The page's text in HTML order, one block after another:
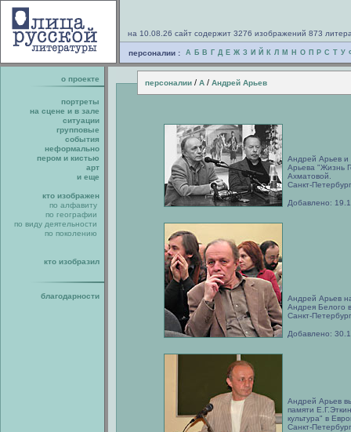
на 10.08.26 сайт содержит 3276 изображений 873
персоналии : А Б В Г Д Е Ж З И Й К Л М Н О П Р С Т У
о проекте персоналии / А / Андрей Арьев
портреты
на сцене и в зале
ситуации
групповые
события
неформально
пером и кистью
арт
и еще
кто изображен
по алфавиту
по географии
по виду деятельности
по поколению
кто изобразил
благодарности
Андрей Арьев и
Арьева "Жизнь
Ахматовой.
Санкт-
Добавлено:
Андрей Арьев
Андрея Белого
Санкт-
Добавлено:
Андрей Арьев
памяти
культура" в
Санкт-